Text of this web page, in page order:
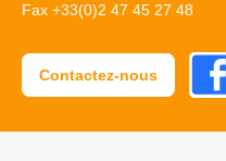
Fax +33(0)2 47 45 27 48
Contactez-nous